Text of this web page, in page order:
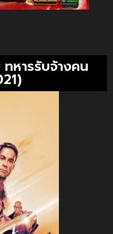
หารรับจ้างคน